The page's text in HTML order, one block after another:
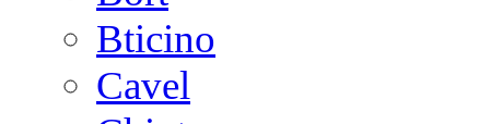
Bticino
Cavel